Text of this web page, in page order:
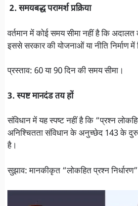
2. समयबद्ध परामर्श प्रक्रिया
वर्तमान में कोई समय सीमा नहीं है कि
इससे सरकार की योजनाओं या नीति निर्माण
प्रस्ताव: 60 या 90 दिन की समय सीमा।
3. स्पष्ट मानदंड तय हों
संविधान में यह स्पष्ट नहीं है कि “प्रश्न
अनिश्चितता संविधान के अनुच्छेद 143 के
है।
सुझाव: मानकीकृत “लोकहित प्रश्न निर्धारण”